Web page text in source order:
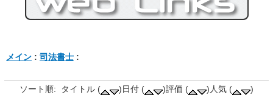
メイン : 司法書士 :
ソート順: タイトル ( )日付 ( )評価 ( )人気 (
)